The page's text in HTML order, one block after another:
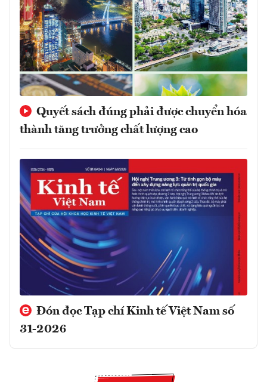
Quyết sách đúng phải được chuyển hóa
thành tăng trưởng chất lượng cao
Đón đọc Tạp chí Kinh tế Việt Nam số
31-2026